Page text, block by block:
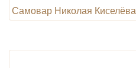
Самовар Николая Киселёва